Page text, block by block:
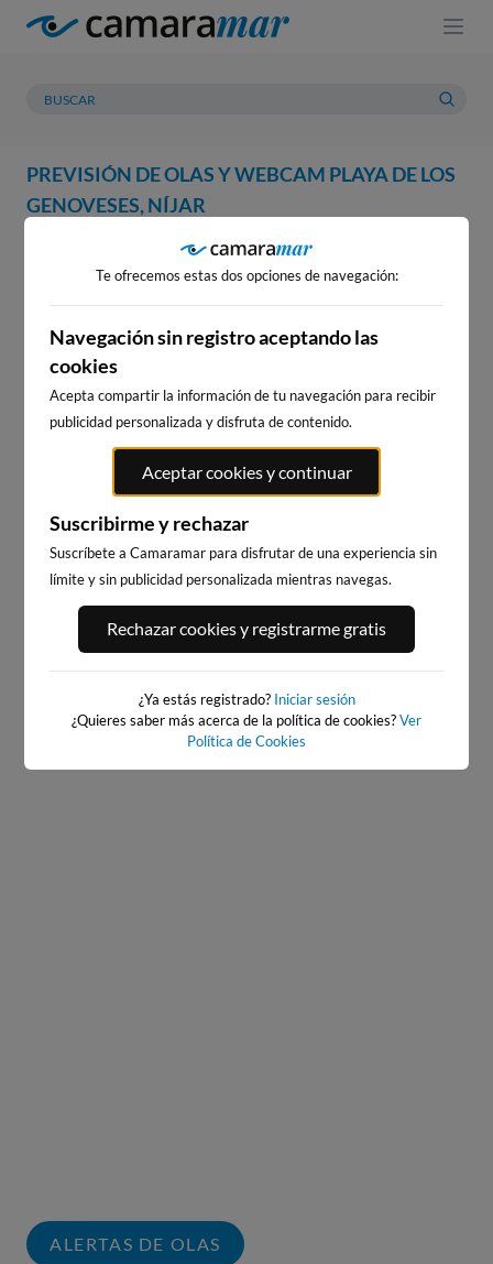
PREVISIÓN DE OLAS Y WEBCAM PLAYA DE LOS
GENOVESES, NÍJAR
PREVISIÓN METEOROLOGÍA
WEBCAM PLAYA DE LOS
GENOVESES, NÍJAR
WEBCAMS CERCANAS
PLAYA DEL CURA,
TORREVIEJA
189km · Torrevieja
PLAYA DE LOS LOCOS,
TORREVIEJA
190km · Torrevieja
ALERTAS DE OLAS
Te ofrecemos estas dos opciones de navegación:
Navegación sin registro aceptando las
cookies
Acepta compartir la información de tu navegación para recibir
publicidad personalizada y disfruta de contenido.
Aceptar cookies y continuar
Suscribirme y rechazar
Suscríbete a Camaramar para disfrutar de una experiencia sin
límite y sin publicidad personalizada mientras navegas.
Rechazar cookies y registrarme gratis
¿Ya estás registrado? Iniciar sesión
¿Quieres saber más acerca de la política de cookies?Ver
Política de Cookies